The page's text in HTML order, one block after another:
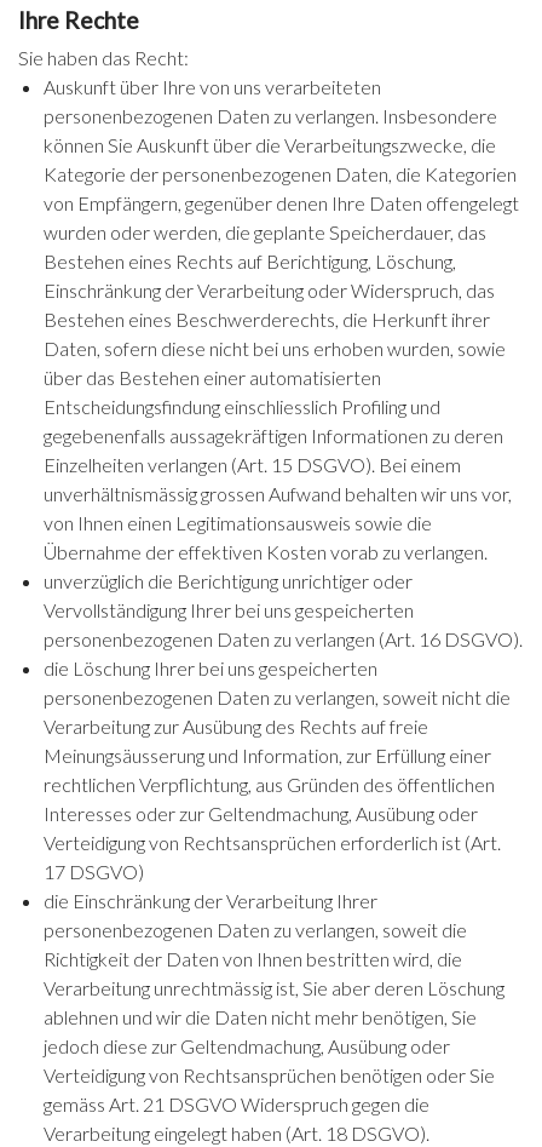
Ihre Rechte
Sie haben das Recht:
Auskunft über Ihre von uns verarbeiteten
personenbezogenen Daten zu verlangen. Insbesondere
können Sie Auskunft über die Verarbeitungszwecke, die
Kategorie der personenbezogenen Daten, die Kategorien
von Empfängern, gegenüber denen Ihre Daten offengelegt
wurden oder werden, die geplante Speicherdauer, das
Bestehen eines Rechts auf Berichtigung, Löschung,
Einschränkung der Verarbeitung oder Widerspruch, das
Bestehen eines Beschwerderechts, die Herkunft ihrer
Daten, sofern diese nicht bei uns erhoben wurden, sowie
über das Bestehen einer automatisierten
Entscheidungsfindung einschliesslich Profiling und
gegebenenfalls aussagekräftigen Informationen zu deren
Einzelheiten verlangen (Art. 15 DSGVO). Bei einem
unverhältnismässig grossen Aufwand behalten wir uns vor,
von Ihnen einen Legitimationsausweis sowie die
Übernahme der effektiven Kosten vorab zu verlangen.
unverzüglich die Berichtigung unrichtiger oder
Vervollständigung Ihrer bei uns gespeicherten
personenbezogenen Daten zu verlangen (Art. 16 DSGVO).
die Löschung Ihrer bei uns gespeicherten
personenbezogenen Daten zu verlangen, soweit nicht die
Verarbeitung zur Ausübung des Rechts auf freie
Meinungsäusserung und Information, zur Erfüllung einer
rechtlichen Verpflichtung, aus Gründen des öffentlichen
Interesses oder zur Geltendmachung, Ausübung oder
Verteidigung von Rechtsansprüchen erforderlich ist (Art.
17 DSGVO)
die Einschränkung der Verarbeitung Ihrer
personenbezogenen Daten zu verlangen, soweit die
Richtigkeit der Daten von Ihnen bestritten wird, die
Verarbeitung unrechtmässig ist, Sie aber deren Löschung
ablehnen und wir die Daten nicht mehr benötigen, Sie
jedoch diese zur Geltendmachung, Ausübung oder
Verteidigung von Rechtsansprüchen benötigen oder Sie
gemäss Art. 21 DSGVO Widerspruch gegen die
Verarbeitung eingelegt haben (Art. 18 DSGVO).